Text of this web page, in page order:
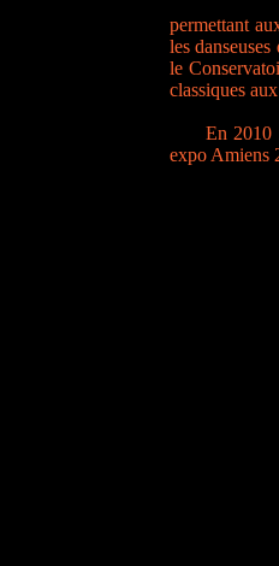
permettant
les
le
classiques
En 2010 il
expo Amiens